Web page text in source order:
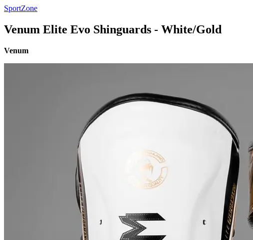
SportZone
Venum Elite Evo Shinguards - White/Gold
Venum